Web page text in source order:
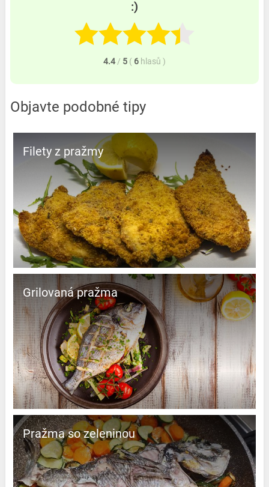
:)
4.4 / 5 ( 6 hlasů )
Objavte podobné tipy
Filety z pražmy
Grilovaná pražma
Pražma so zeleninou